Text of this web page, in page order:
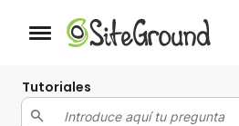
Botón de navegación móvil
Tutoriales